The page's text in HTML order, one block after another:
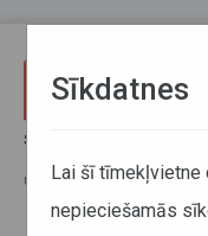
Sākums
un pieejamajās pieturās
Sīkdatnes
Lai šī
nepieciešamās